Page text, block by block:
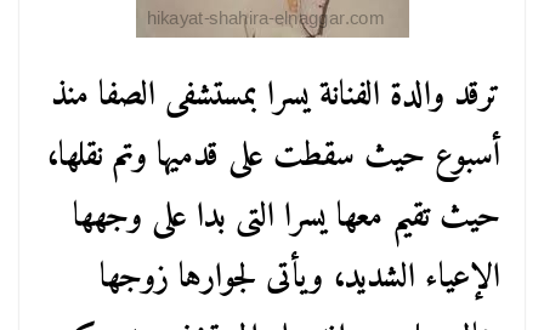
ترقد والدة الفنانة يسرا بمستشفى الصفا منذ
أسبوع حيث سقطت على قدميها وتم نقلها،
حيث تقيم معها يسرا التى بدا على وجهها
الإعياء الشديد، ويأتى لجوارها زوجها